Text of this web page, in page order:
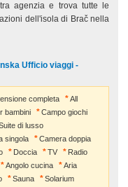
agenzia e trova tutte le
dell'isola di Brač nella
Ufficio viaggi -
completa
All
bambini
Campo giochi
di lusso
singola
Camera doppia
Doccia TV
Radio
Angolo cucina
Aria
Sauna
Solarium